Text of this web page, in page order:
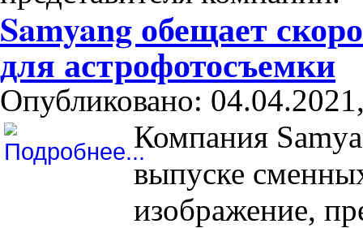
Samyang обещает
для астрофотосъемки
Опубликовано:
Компания
выпуске
изображение,